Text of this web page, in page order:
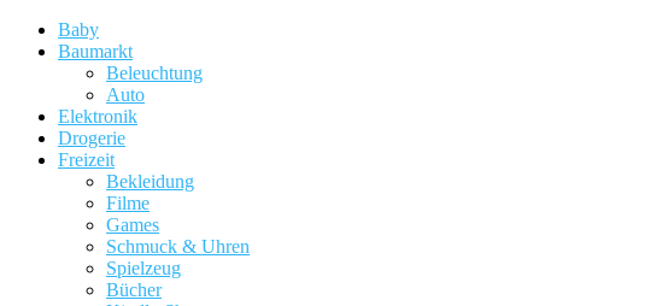
Baby
Baumarkt
Beleuchtung
Auto
Elektronik
Drogerie
Freizeit
Bekleidung
Filme
Games
Schmuck & Uhren
Spielzeug
Bücher